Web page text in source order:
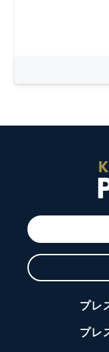
プレ
プレ